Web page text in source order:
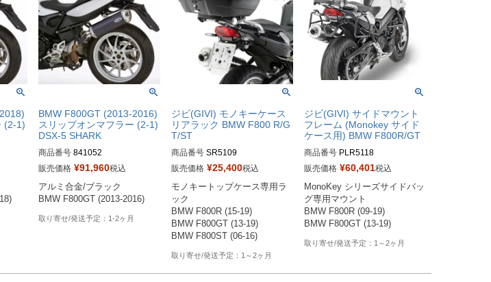
(2-1)
BMW F800GT (2013-2016)
スリップオンマフラー (2-1)
DSX-5 SHARK
商品番号 841052
販売価格 ¥91,960税込
アルミ合金/ブラック
BMW F800GT (2013-2016)
1-2ヶ月
ジビ(GIVI) モノキーケース
リアラック BMW F800 R/G
T/ST
商品番号 SR5109
販売価格 ¥25,400税込
モノキートップケース専用ラ
ック
BMW F800R (15-19)
BMW F800GT (13-19)
1～2ヶ月
ジビ(GIVI) サイドマウント
フレーム (Monokey サイド
ケース用) BMW F800R/GT
商品番号 PLR5118
販売価格 ¥60,401税込
MonoKey シリーズサイドバッ
グ専用マウント
BMW F800R (09-19)
BMW F800GT (13-19)
1～2ヶ月